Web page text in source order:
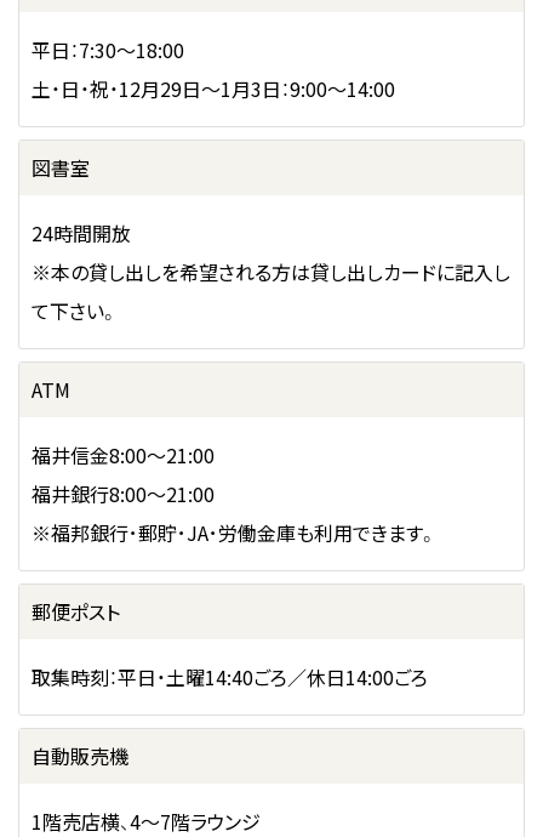
平日：7:30〜18:00
土・日・祝・12月29日～1月3日：9:00〜14:00
図書室
24時間開放
※本の貸し出しを希望される方は貸し出しカードに記入し
て下さい。
ATM
福井信金8:00～21:00
福井銀行8:00～21:00
※福邦銀行･郵貯･JA･労働金庫も利用できます。
郵便ポスト
取集時刻：平日・土曜14:40ごろ／休日14:00ごろ
自動販売機
1階売店横、4～7階ラウンジ